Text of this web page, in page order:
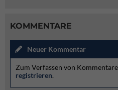
KOMMENTARE
Neuer Kommentar
Zum Verfassen von
registrieren.